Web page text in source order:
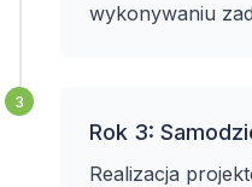
wykonywaniu
3
Rok 3:
Realizacja